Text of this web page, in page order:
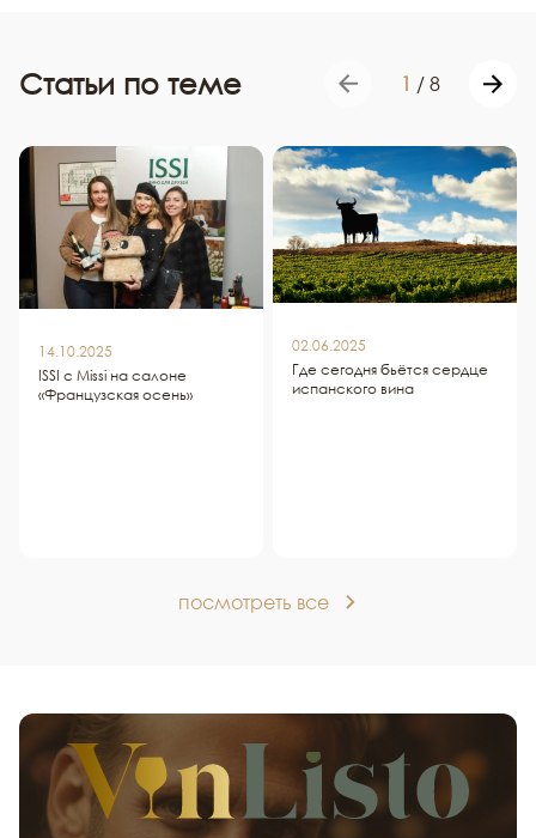
Статьи по теме 1 / 8
14.10.2025
ISSI c Missi на салоне
«Французская осень»
02.06.2025
Где сегодня бьётся сердце
испанского вина
посмотреть все